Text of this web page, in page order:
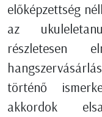
előképzettség
az
részletesen
történő
akkordok